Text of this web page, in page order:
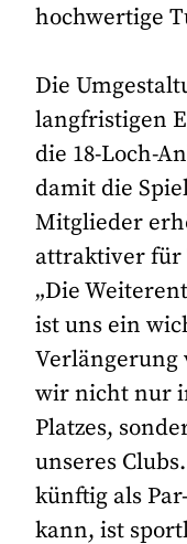
hochwertige
Die
langfristigen
die 18-Loch-
damit die
Mitglieder
attraktiver für
„Die
ist uns ein
Verlängerung
wir nicht nur
Platzes,
unseres
künftig als
kann, ist